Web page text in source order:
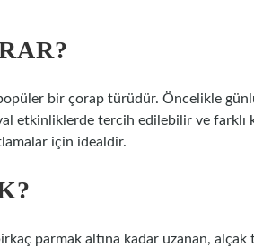
bir çorap türüdür. Öncelikle
etkinliklerde tercih edilebilir ve farklı
için idealdir.
parmak altına kadar uzanan,